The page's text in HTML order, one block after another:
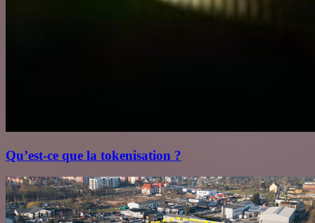
Qu’est‑ce que la tokenisation ?